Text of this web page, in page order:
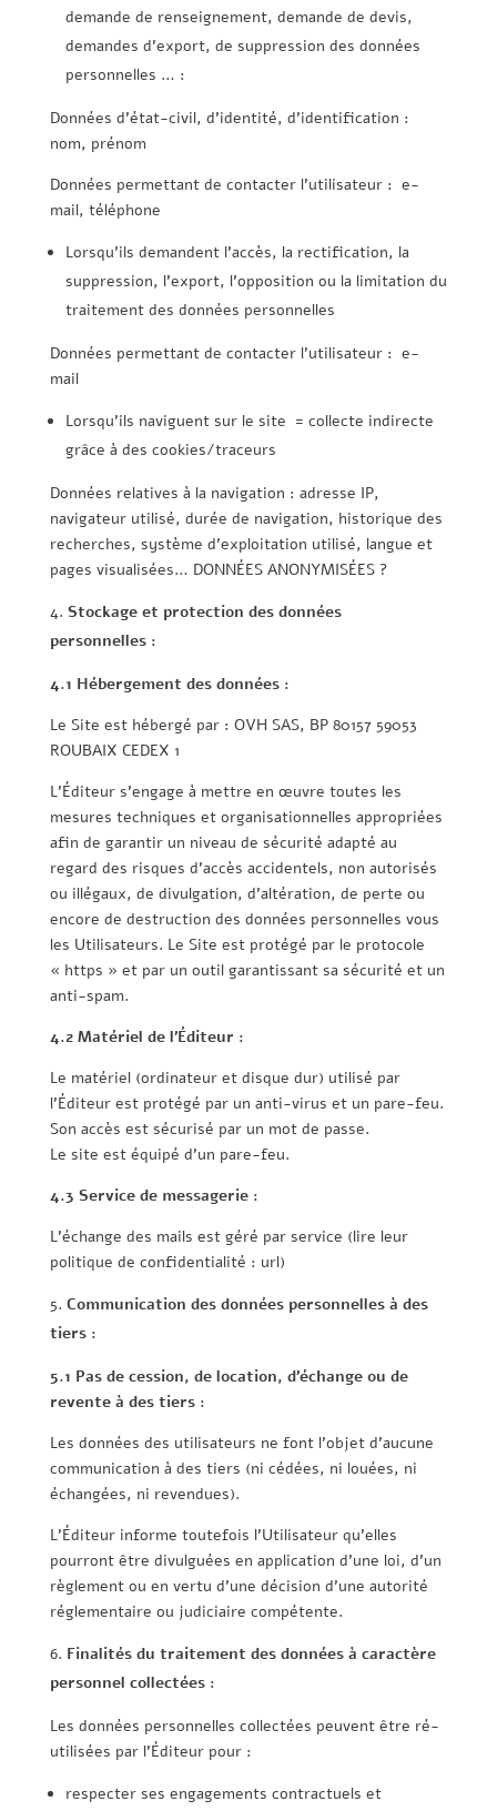
demande de renseignement, demande de devis,
demandes d’export, de suppression des données
personnelles … :
Données d’état-civil, d’identité, d’identification :
nom, prénom
Données permettant de contacter l’utilisateur : e-
mail, téléphone
Lorsqu’ils demandent l’accès, la rectification, la
suppression, l’export, l’opposition ou la limitation du
traitement des données personnelles
Données permettant de contacter l’utilisateur : e-
mail
Lorsqu’ils naviguent sur le site = collecte indirecte
grâce à des cookies/traceurs
Données relatives à la navigation : adresse IP,
navigateur utilisé, durée de navigation, historique des
recherches, système d’exploitation utilisé, langue et
pages visualisées… DONNÉES ANONYMISÉES ?
Stockage et protection des données
personnelles :
4.1 Hébergement des données :
Le Site est hébergé par : OVH SAS, BP 80157 59053
ROUBAIX CEDEX 1
L’Éditeur s’engage à mettre en œuvre toutes les
mesures techniques et organisationnelles appropriées
afin de garantir un niveau de sécurité adapté au
regard des risques d’accès accidentels, non autorisés
ou illégaux, de divulgation, d’altération, de perte ou
encore de destruction des données personnelles vous
les Utilisateurs. Le Site est protégé par le protocole
« https » et par un outil garantissant sa sécurité et un
anti-spam.
4.2 Matériel de l’Éditeur :
Le matériel (ordinateur et disque dur) utilisé par
l’Éditeur est protégé par un anti-virus et un pare-feu.
Son accès est sécurisé par un mot de passe.
Le site est équipé d’un pare-feu.
4.3 Service de messagerie :
L’échange des mails est géré par service (lire leur
politique de confidentialité : url)
Communication des données personnelles à des
tiers :
5.1 Pas de cession, de location, d’échange ou de
revente à des tiers :
Les données des utilisateurs ne font l’objet d’aucune
communication à des tiers (ni cédées, ni louées, ni
échangées, ni revendues).
L’Éditeur informe toutefois l’Utilisateur qu’elles
pourront être divulguées en application d’une loi, d’un
règlement ou en vertu d’une décision d’une autorité
réglementaire ou judiciaire compétente.
Finalités du traitement des données à caractère
personnel collectées :
Les données personnelles collectées peuvent être ré-
utilisées par l’Éditeur pour :
respecter ses engagements contractuels et